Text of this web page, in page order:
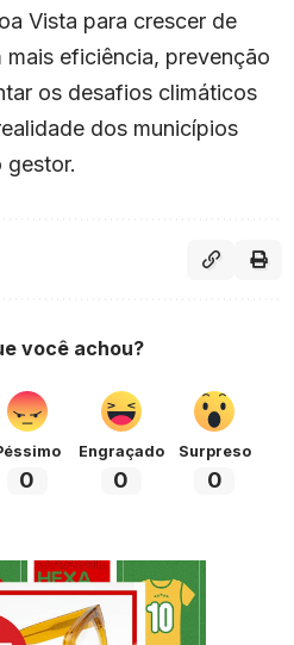
Vista para crescer de
eficiência, prevenção
os desafios climáticos
dos municípios
gestor.
você achou?
0
Engraçado
0
Surpreso
0